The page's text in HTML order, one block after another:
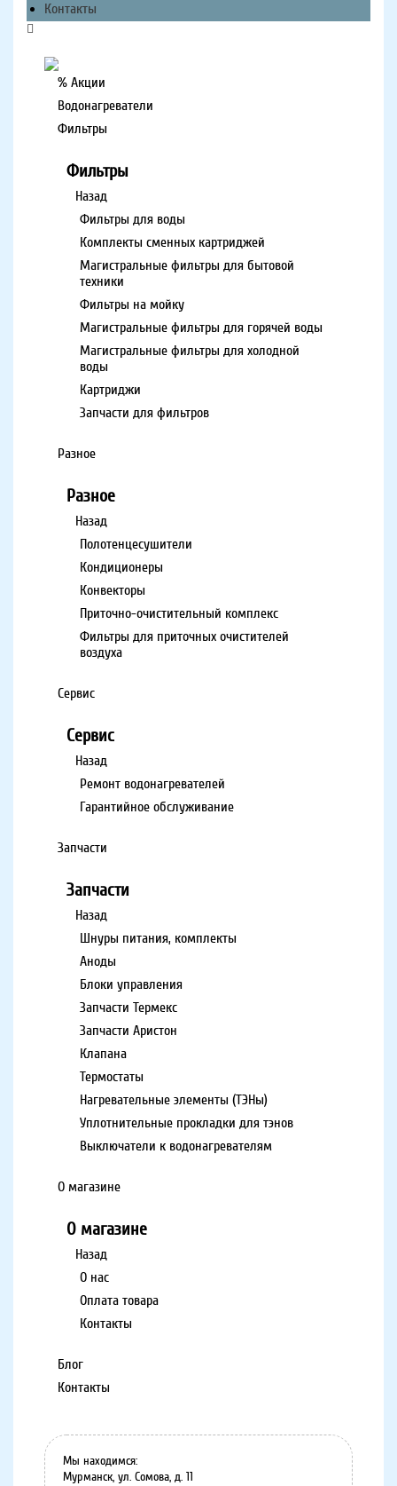
Контакты
% Акции
Водонагреватели
Фильтры
Фильтры
Назад
Фильтры для воды
Комплекты сменных картриджей
Магистральные фильтры для бытовой
техники
Фильтры на мойку
Магистральные фильтры для горячей воды
Магистральные фильтры для холодной
воды
Картриджи
Запчасти для фильтров
Разное
Разное
Назад
Полотенцесушители
Кондиционеры
Конвекторы
Приточно-очистительный комплекс
Фильтры для приточных очистителей
воздуха
Сервис
Сервис
Назад
Ремонт водонагревателей
Гарантийное обслуживание
Запчасти
Запчасти
Назад
Шнуры питания, комплекты
Аноды
Блоки управления
Запчасти Термекс
Запчасти Аристон
Клапана
Термостаты
Нагревательные элементы (ТЭНы)
Уплотнительные прокладки для тэнов
Выключатели к водонагревателям
О магазине
О магазине
Назад
О нас
Оплата товара
Контакты
Блог
Контакты
Мы находимся:
Мурманск, ул. Сомова, д. 11